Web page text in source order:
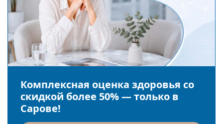
Комплексная оценка здоровья со
скидкой более 50% — только в
Сарове!